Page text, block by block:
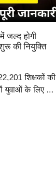
होगी
की नियुक्ति
शिक्षकों की
युवाओं के लिए ...